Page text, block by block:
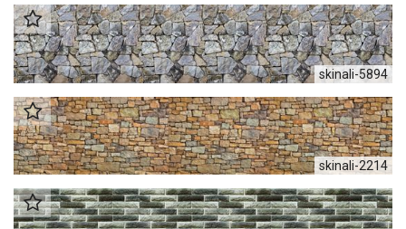
skinali-5894
skinali-2214